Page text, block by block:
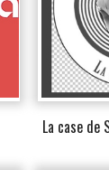
La case de